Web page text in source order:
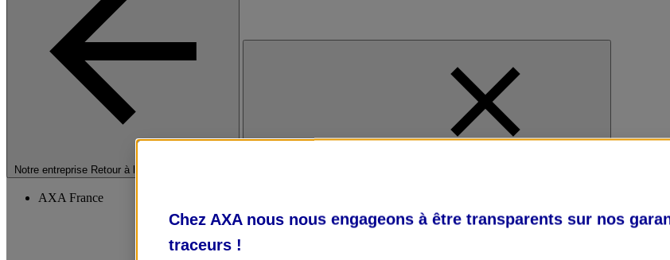
Notre entreprise Retour à la section précédente
AXA France
Chez AXA nous nous engageons à être transparents sur nos
traceurs !